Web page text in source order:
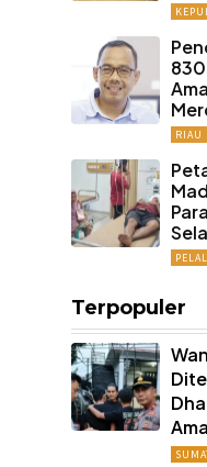
RIAU
Terpopuler